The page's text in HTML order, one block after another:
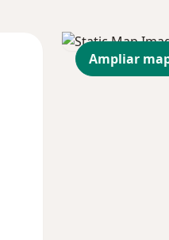
Vie
14 Ago
Ampliar